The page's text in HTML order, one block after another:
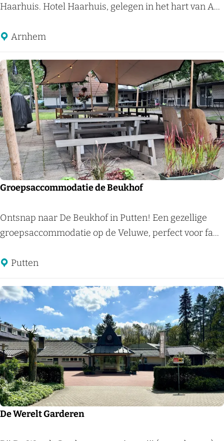
o
e
H
a
a
r
h
u
i
s
Haarhuis. Hotel Haarhuis, gelegen in het hart van A...
Arnhem
Groepsaccommodatie de Beukhof
G
r
e
s
c
c
o
m
m
o
d
Ontsnap naar De Beukhof in Putten! Een gezellige
groepsaccommodatie op de Veluwe, perfect voor fa...
Putten
De Werelt Garderen